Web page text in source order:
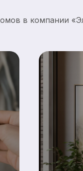
в компании